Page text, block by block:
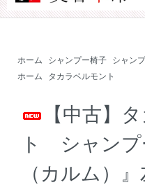
ホーム シャンプー椅子 シャン
ホーム タカラベルモント
【中古】
ト シャンプ
（カルム）